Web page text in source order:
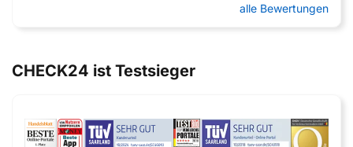
alle Bewertungen
CHECK24 ist Testsieger